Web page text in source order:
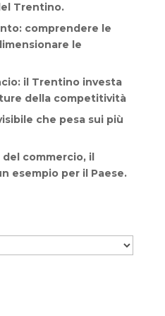
Trentino.
comprendere le
le
il Trentino investa
della competitività
che pesa sui più
commercio, il
esempio per il Paese.